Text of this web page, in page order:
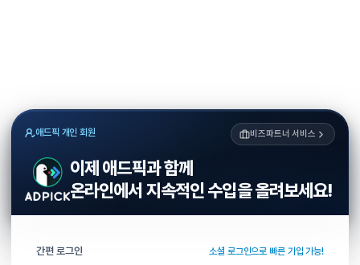
애드픽 개인 회원 비즈파트너 서비스
이제 애드픽과 함께
온라인에서 지속적인 수입을 올려보세요!
간편 로그인 소셜 로그인으로 빠른 가입 가능!